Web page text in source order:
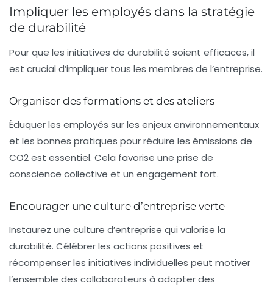
Impliquer les employés dans la stratégie
de durabilité
Pour que les initiatives de durabilité soient efficaces, il
est crucial d’impliquer tous les membres de l’entreprise.
Organiser des formations et des ateliers
Éduquer les employés sur les enjeux environnementaux
et les bonnes pratiques pour réduire les émissions de
CO2est essentiel. Cela favorise une prise de
conscience collective et un engagement fort.
Encourager une culture d’entreprise verte
Instaurez une culture d’entreprise qui valorise la
durabilité. Célébrer les actions positives et
récompenser les initiatives individuelles peut motiver
l’ensemble des collaborateurs à adopter des